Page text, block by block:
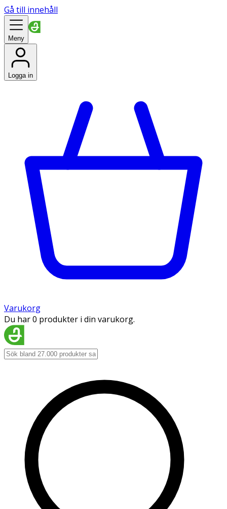
Gå till innehåll
Meny
Logga in
Varukorg
Du har 0 produkter i din varukorg.